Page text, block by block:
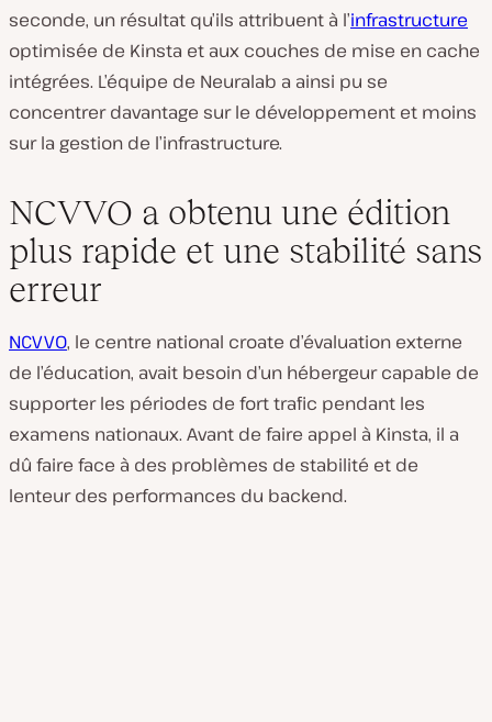
seconde, un résultat qu’ils attribuent à l’infrastructure
optimisée de Kinsta et aux couches de mise en cache
intégrées. L’équipe de Neuralab a ainsi pu se
concentrer davantage sur le développement et moins
sur la gestion de l’infrastructure.
NCVVO a obtenu une édition
plus rapide et une stabilité sans
erreur
NCVVO, le centre national croate d’évaluation externe
de l’éducation, avait besoin d’un hébergeur capable de
supporter les périodes de fort trafic pendant les
examens nationaux. Avant de faire appel à Kinsta, il a
dû faire face à des problèmes de stabilité et de
lenteur des performances du backend.